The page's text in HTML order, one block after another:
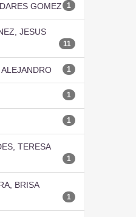
GOMEZ 1
JESUS
11
1
1
1
TERESA
1
BRISA
1